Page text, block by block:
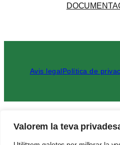
Valorem la teva
Avis legalPolítica de
Cerca